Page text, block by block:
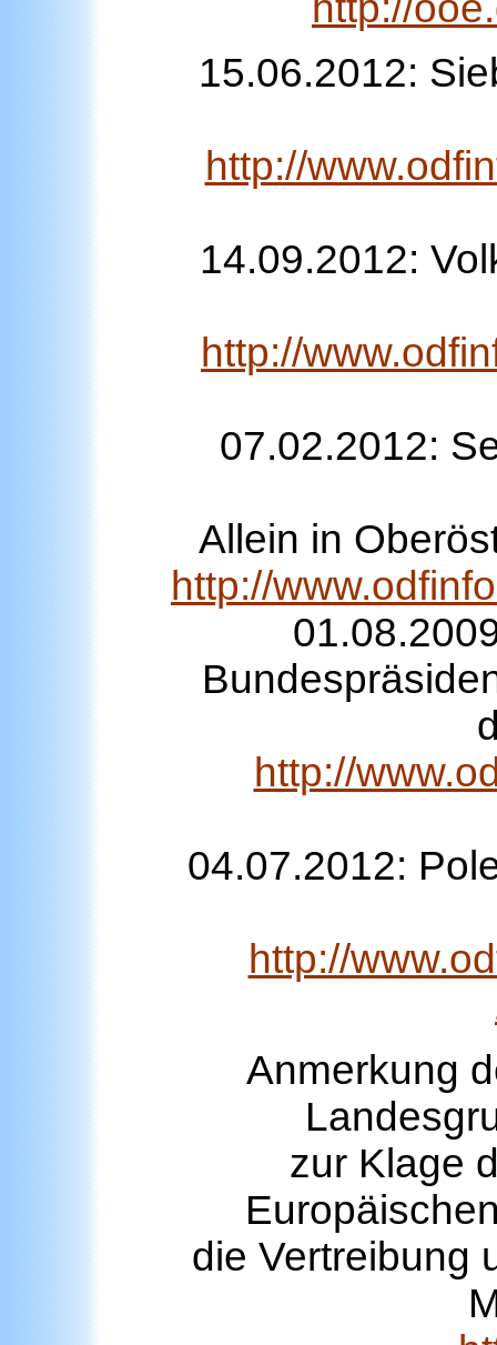
15.06.2012:
http://
14.09.2012:
http://
07.02.2012:
Allein in
http://
http://
04.07.2012:
http://
Anmerkung
zur Klage
die Vertreibung